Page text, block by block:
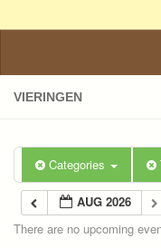
VIERINGEN
Categories
AUG 2026
There are no upcoming